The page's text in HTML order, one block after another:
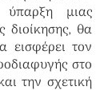
ύπαρξη μιας
διοίκησης, θα
εισφέρει τον
στο
την σχετική